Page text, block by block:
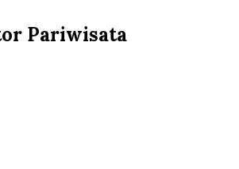
Pariwisata